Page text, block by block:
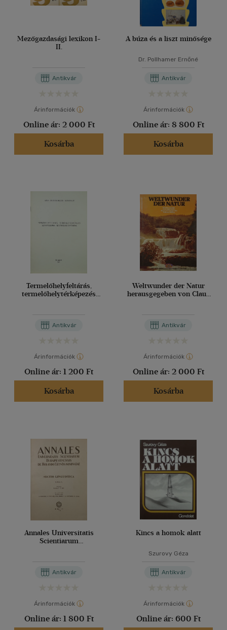
Mezőgazdasági lexikon I-
II.
Antikvár
Árinformációk
Online ár: 2 000 Ft
Kosárba
A búza és a liszt minősége
Dr. Pollhamer Ernőné
Antikvár
Árinformációk
Online ár: 8 800 Ft
Kosárba
Termelőhelyfeltárás,
termelőhelytérképezés
Antikvár
Árinformációk
Online ár: 1 200 Ft
Kosárba
Weltwunder der Natur
herausgegeben von Claus
Antikvár
Árinformációk
Online ár: 2 000 Ft
Kosárba
Annales Universitatis
Scientiarum
Antikvár
Árinformációk
Online ár: 1 800 Ft
Kincs a homok alatt
Szurovy Géza
Antikvár
Árinformációk
Online ár: 600 Ft